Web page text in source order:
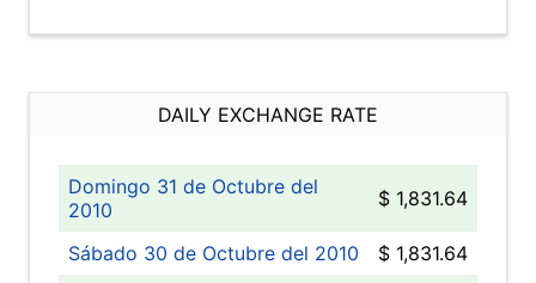
DAILY EXCHANGE RATE
Domingo 31 de Octubre del
2010
$ 1,831.64
Sábado 30 de Octubre del 2010 $ 1,831.64